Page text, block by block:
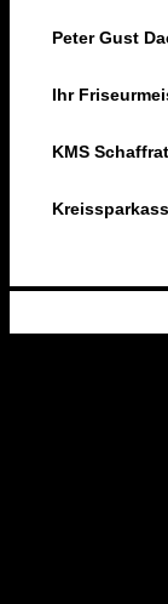
Peter Gust
Ihr
KMS